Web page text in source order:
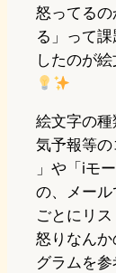
怒ってるの
る」って
したのが
絵文字の
気予報等
」や「iモ
の、メー
ごとにリ
怒りなん
グラムを